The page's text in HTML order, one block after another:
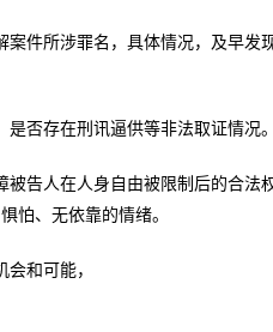
件所涉罪名，具体情况，及早发
否存在刑讯逼供等非法取证情况。
告人在人身自由被限制后的合法
怕、无依靠的情绪。
和可能，